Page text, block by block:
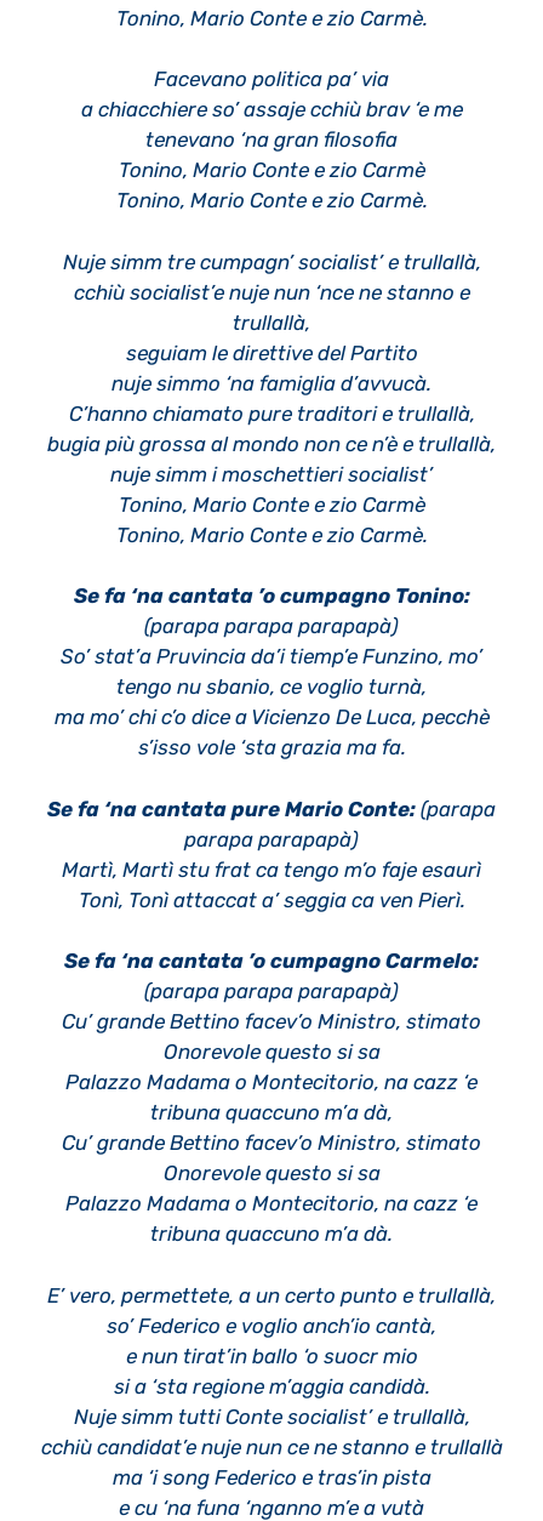
Tonino, Mario Conte e zio Carmè.
Facevano politica pa’ via
a chiacchiere so’ assaje cchiù brav ‘e me
tenevano ‘na gran filosofia
Tonino, Mario Conte e zio Carmè
Tonino, Mario Conte e zio Carmè.
Nuje simm tre cumpagn’ socialist’ e trullallà,
cchiù socialist’e nuje nun ‘nce ne stanno e
trullallà,
seguiam le direttive del Partito
nuje simmo ‘na famiglia d’avvucà.
C’hanno chiamato pure traditori e trullallà,
bugia più grossa al mondo non ce n’è e trullallà,
nuje simm i moschettieri socialist’
Tonino, Mario Conte e zio Carmè
Tonino, Mario Conte e zio Carmè.
Se fa ‘na cantata ’o cumpagno Tonino:
(parapa parapa parapapà)
So’ stat’a Pruvincia da’i tiemp’e Funzino, mo’
tengo nu sbanio, ce voglio turnà,
ma mo’ chi c’o dice a Vicienzo De Luca, pecchè
s’isso vole ‘sta grazia ma fa.
Se fa ‘na cantata pure Mario Conte: (parapa
parapa parapapà)
Martì, Martì stu frat ca tengo m’o faje esaurì
Tonì, Tonì attaccat a’ seggia ca ven Pierì.
Se fa ‘na cantata ’o cumpagno Carmelo:
(parapa parapa parapapà)
Cu’ grande Bettino facev’o Ministro, stimato
Onorevole questo si sa
Palazzo Madama o Montecitorio, na cazz ‘e
tribuna quaccuno m’a dà,
Cu’ grande Bettino facev’o Ministro, stimato
Onorevole questo si sa
Palazzo Madama o Montecitorio, na cazz ‘e
tribuna quaccuno m’a dà.
E’ vero, permettete, a un certo punto e trullallà,
so’ Federico e voglio anch’io cantà,
e nun tirat’in ballo ‘o suocr mio
si a ‘sta regione m’aggia candidà.
Nuje simm tutti Conte socialist’ e trullallà,
cchiù candidat’e nuje nun ce ne stanno e trullallà
ma ‘i song Federico e tras’in pista
e cu ‘na funa ‘nganno m’e a vutà